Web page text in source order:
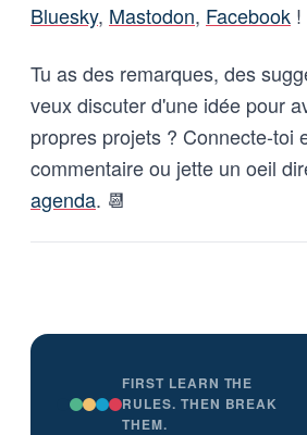
Bluesky, Mastodon, Facebook !
Tu as des remarques, des
veux discuter d'une idée pour
propres projets ? Connecte-toi
commentaire ou jette un oeil
agenda. 📆
FIRST LEARN THE
RULES. THEN BREAK
THEM.